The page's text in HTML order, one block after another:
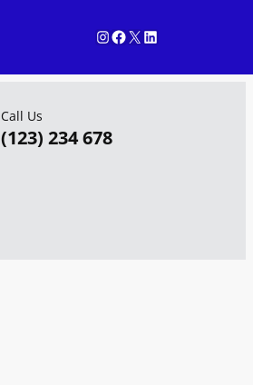
Call Us
(123) 234 678
InstagramFacebook X LinkedIn